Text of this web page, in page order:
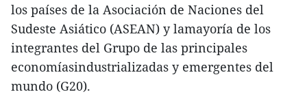
los países de la Asociación de Naciones del
Sudeste Asiático (ASEAN) y lamayoría de los
integrantes del Grupo de las principales
economíasindustrializadas y emergentes del
mundo (G20).